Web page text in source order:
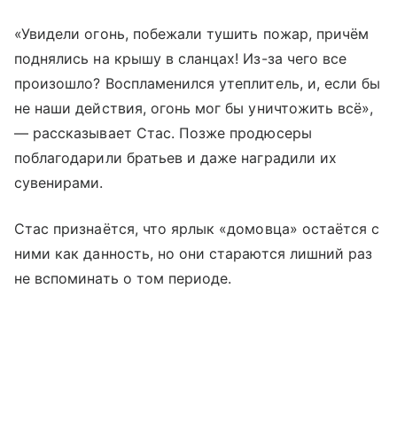
«Увидели огонь, побежали тушить пожар, причём
поднялись на крышу в сланцах! Из-за чего все
произошло? Воспламенился утеплитель, и, если бы
не наши действия, огонь мог бы уничтожить всё»,
— рассказывает Стас. Позже продюсеры
поблагодарили братьев и даже наградили их
сувенирами.
Стас признаётся, что ярлык «домовца» остаётся с
ними как данность, но они стараются лишний раз
не вспоминать о том периоде.